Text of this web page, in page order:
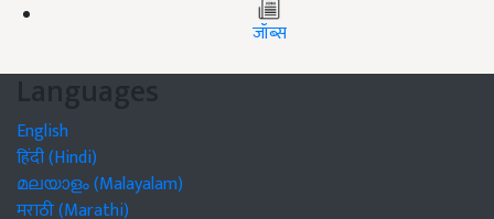
जॉब्स
Languages
English
हिंदी (Hindi)
മലയാളം (Malayalam)
मराठी (Marathi)